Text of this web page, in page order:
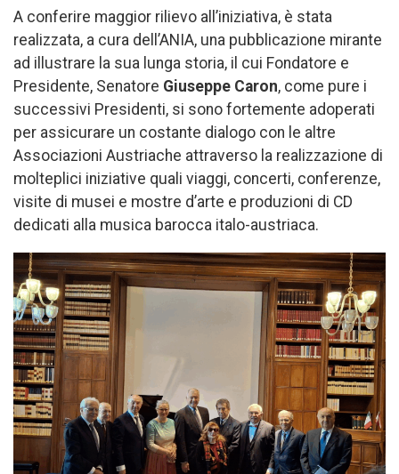
A conferire maggior rilievo all’iniziativa, è stata
realizzata, a cura dell’ANIA, una pubblicazione mirante
ad illustrare la sua lunga storia, il cui Fondatore e
Presidente, Senatore Giuseppe Caron, come pure i
successivi Presidenti, si sono fortemente adoperati
per assicurare un costante dialogo con le altre
Associazioni Austriache attraverso la realizzazione di
molteplici iniziative quali viaggi, concerti, conferenze,
visite di musei e mostre d’arte e produzioni di CD
dedicati alla musica barocca italo-austriaca.